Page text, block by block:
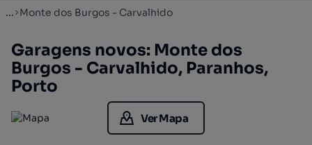
... Monte dos Burgos - Carvalhido
Garagens novos: Monte dos
Burgos - Carvalhido, Paranhos,
Porto
Ver Mapa